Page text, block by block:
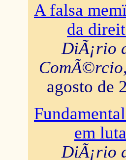
A falsa
da
DiÃ¡rio
ComÃ©rcio
agosto de
em luta
DiÃ¡rio